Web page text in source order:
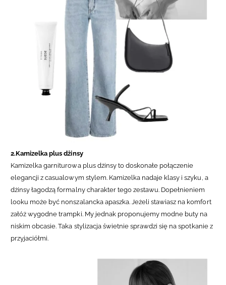
2.Kamizelka plus dżinsy
Kamizelka garniturowa plus dżinsy to doskonałe połączenie
elegancji z casualowym stylem. Kamizelka nadaje klasy i szyku, a
dżinsy łagodzą formalny charakter tego zestawu. Dopełnieniem
looku może być nonszalancka apaszka. Jeżeli stawiasz na komfort
załóż wygodne trampki. My jednak proponujemy modne buty na
niskim obcasie. Taka stylizacja świetnie sprawdzi się na spotkanie z
przyjaciółmi.